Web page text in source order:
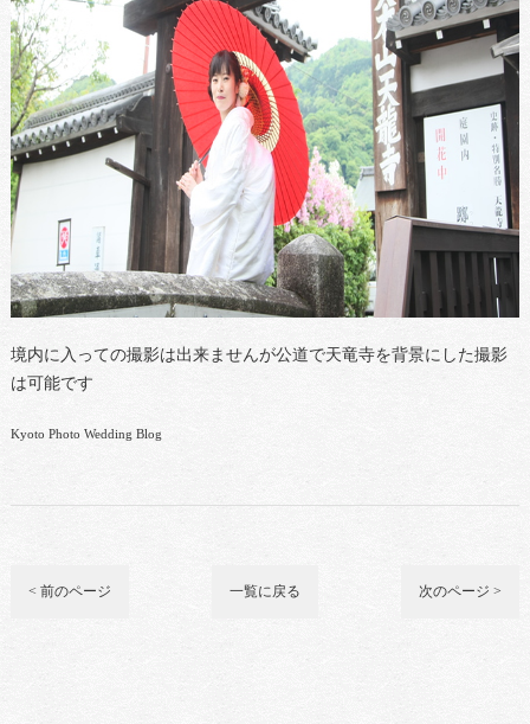
境内に入っての撮影は出来ませんが公道で天竜寺を背景にした撮影
は可能です
Kyoto Photo Wedding Blog
< 前のページ 一覧に戻る 次のページ >